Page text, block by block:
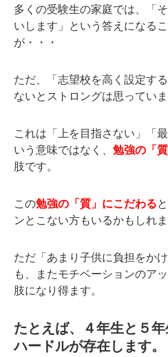
多くの受験生の家庭では、「
いします」という答えになる
が・・・
ただ、「志望校を高く設定す
ないとストロングは思っていま
これは「上を目指さない」「
いう意味ではなく、 勉強の「
肢です。
この勉強の「質」にこだわる
ンとこない方もいるかもしれま
ただ「あまり子供に負担をか
も、またモチベーションのア
肢になり得ます。
たとえば、４年生と５
ハードルが存在します。